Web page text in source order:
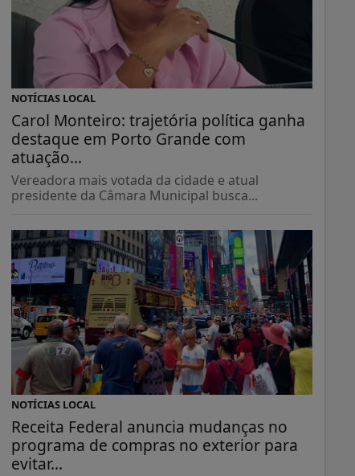
NOTÍCIAS LOCAL
Carol Monteiro: trajetória política ganha
destaque em Porto Grande com
atuação...
Vereadora mais votada da cidade e atual
presidente da Câmara Municipal busca...
NOTÍCIAS LOCAL
Receita Federal anuncia mudanças no
programa de compras no exterior para
evitar...